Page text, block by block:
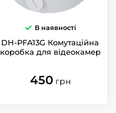
В наявності
DH-PFA13G Комутаційна
коробка для відеокамер
450 грн